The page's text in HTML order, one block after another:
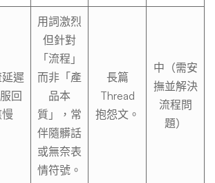
遲
回
用詞激烈
但針對
「流程」
而非「產
品本
質」，常
伴隨髒話
或無奈表
情符號。
長篇
Thread
抱怨文。
中（需安
撫並解決
流程問
題）